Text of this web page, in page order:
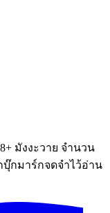
มังงะวาย จำนวน
กมาร์กจดจำไว้อ่าน